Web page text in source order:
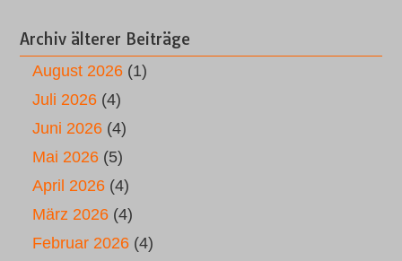
Archiv älterer Beiträge
August 2026 (1)
Juli 2026 (4)
Juni 2026 (4)
Mai 2026 (5)
April 2026 (4)
März 2026 (4)
Februar 2026 (4)